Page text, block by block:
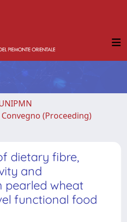
(Proceeding)
dietary fibre,
and
pearled wheat
functional food